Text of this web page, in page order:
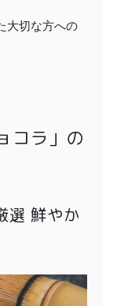
大切な方への
コラ」の
選 鮮やか